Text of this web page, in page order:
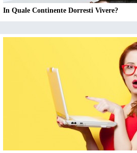
In Quale Continente Dorresti Vivere?